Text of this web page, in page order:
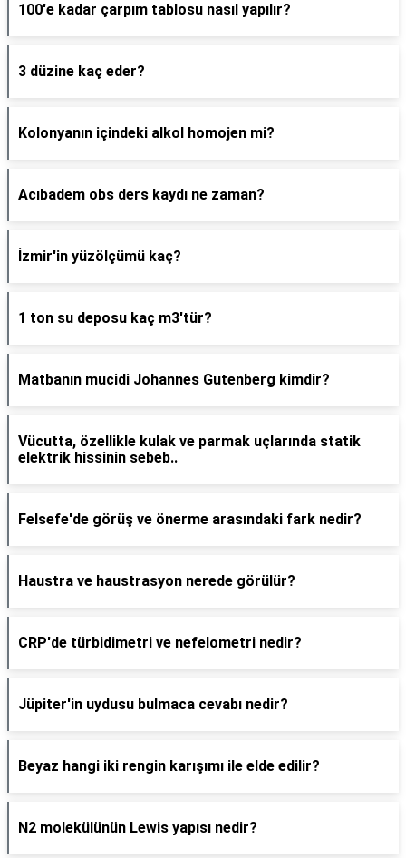
100'e kadar çarpım tablosu nasıl yapılır?
3 düzine kaç eder?
Kolonyanın içindeki alkol homojen mi?
Acıbadem obs ders kaydı ne zaman?
İzmir'in yüzölçümü kaç?
1 ton su deposu kaç m3'tür?
Matbanın mucidi Johannes Gutenberg kimdir?
Vücutta, özellikle kulak ve parmak uçlarında statik
elektrik hissinin sebeb..
Felsefe'de görüş ve önerme arasındaki fark nedir?
Haustra ve haustrasyon nerede görülür?
CRP'de türbidimetri ve nefelometri nedir?
Jüpiter'in uydusu bulmaca cevabı nedir?
Beyaz hangi iki rengin karışımı ile elde edilir?
N2 molekülünün Lewis yapısı nedir?